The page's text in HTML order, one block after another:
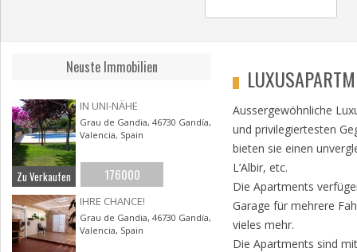
Aussergewöhnliche
und privilegiertesten
bieten sie einen
L’Albir, etc.
Die Apartments
Garage für mehrere
vieles mehr.
Die Apartments sind
Neuste Immobilien
IN UNI-NÄHE
Grau de Gandia, 46730 Gandía,
Valencia, Spain
Zu Verkaufen 176000
IHRE CHANCE!
Grau de Gandia, 46730 Gandía,
Valencia, Spain